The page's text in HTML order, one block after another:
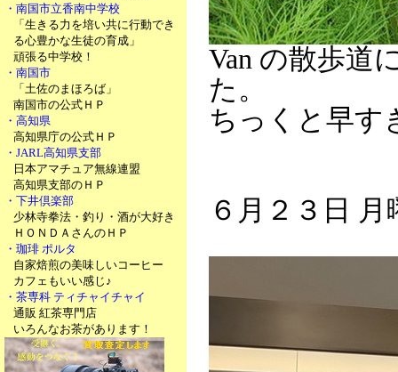
・南国市立香南中学校
「生きる力を培い共に行動でき
る心豊かな生徒の育成」
頑張る中学校！
・南国市
「土佐のまほろば」
南国市の公式ＨＰ
・高知県
高知県庁の公式ＨＰ
・JARL高知県支部
日本アマチュア無線連盟
高知県支部のＨＰ
・下井倶楽部
少林寺拳法・釣り・酒が大好き
ＨＯＮＤＡさんのＨＰ
・珈琲 ポルタ
自家焙煎の美味しいコーヒー
カフェもいい感じ♪
・茶専科 ティチャイチャイ
通販 紅茶専門店
いろんなお茶があります！
Van の散歩道
た。
ちっくと早す
６月２３日 月